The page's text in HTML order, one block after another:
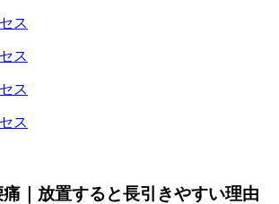
｜放置すると長引きやすい理由